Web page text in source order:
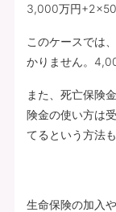
3,000万円
このケースでは
かりません。
また、死亡保険
険金の使い方は
てるという方法
生命保険の加入